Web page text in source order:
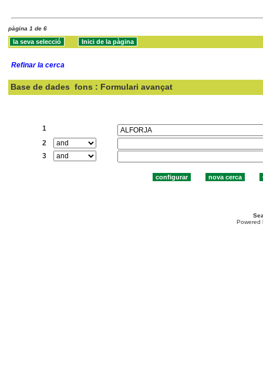
pàgina 1 de 6
Refinar la cerca
Base de dades fons : Formulari avançat
1
2
3